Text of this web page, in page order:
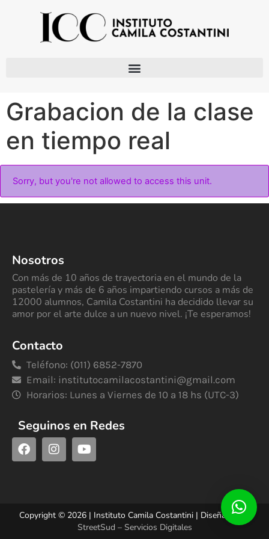
Grabacion de la clase
en tiempo real
Sorry, but you're not allowed to access this unit.
Nosotros
Con más de 10 años de trayectoria en el mundo de la
pastelería y más de 6 años impartiendo cursos a más de
12000 alumnos, Camila Costantini ha decidido llevar su
amor por el arte dulce a un nuevo nivel. ¡Te esperamos!
Contacto
Teléfono: (011) 6852-7870
Email: institutocamilacostantini@gmail.com
Horarios: Lunes a Viernes de 10 a 18 hs (UTC-3)
Seguinos en Redes
Copyright © 2026 | Instituto Camila Costantini | Diseñado por
StreetSud – Servicios Digitales